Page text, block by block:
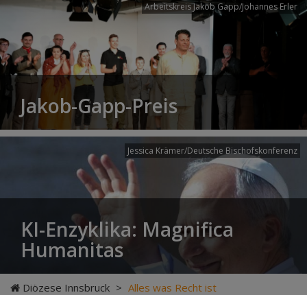
Arbeitskreis Jakob Gapp/Johannes Erler
Jakob-Gapp-Preis
Jessica Krämer/Deutsche Bischofskonferenz
KI-Enzyklika: Magnifica
Humanitas
Diözese Innsbruck > Alles was Recht ist